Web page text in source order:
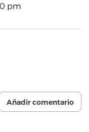
pm
Añadir comentario